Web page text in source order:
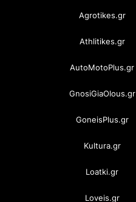
Agrotikes.gr
Athlitikes.gr
AutoMotoPlus.gr
GnosiGiaOlous.gr
GoneisPlus.gr
Kultura.gr
Loatki.gr
Loveis.gr